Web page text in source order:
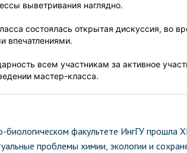
выветривания наглядно.
состоялась открытая дискуссия, во
впечатлениями.
всем участникам за активное
мастер-класса.
биологическом факультете ИнгГУ прошла
проблемы химии, экологии и